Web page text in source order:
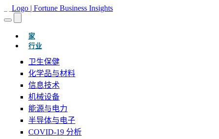
家(当前的)
行业
卫生保健
化学品与材料
信息技术
机械设备
能源与电力
半导体与电子
COVID-19 分析